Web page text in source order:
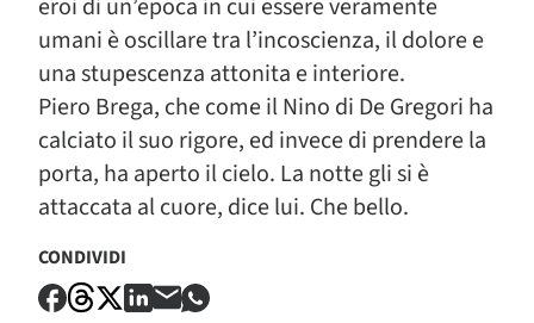
eroi di un’epoca in cui essere veramente
umani è oscillare tra l’incoscienza, il dolore e
una stupescenza attonita e interiore.
Piero Brega, che come il Nino di De Gregori ha
calciato il suo rigore, ed invece di prendere la
porta, ha aperto il cielo. La notte gli si è
attaccata al cuore, dice lui. Che bello.
CONDIVIDI